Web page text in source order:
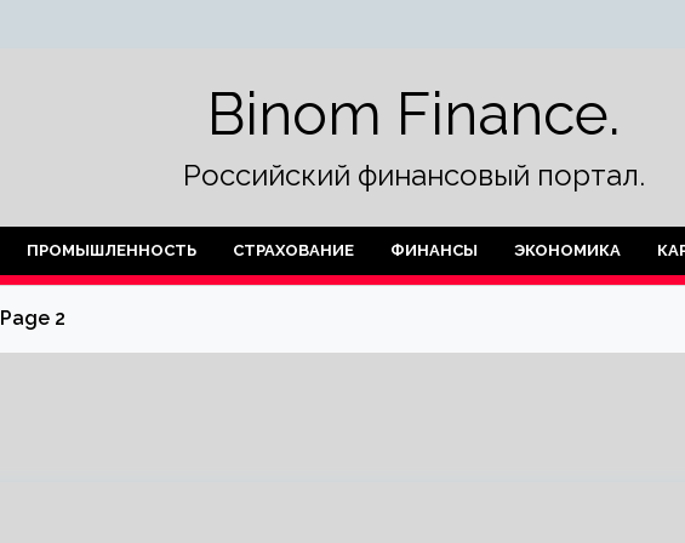
Binom Finance.
Российский финансовый портал.
ПРОМЫШЛЕННОСТЬ СТРАХОВАНИЕ ФИНАНСЫ ЭКОНОМИКА
Page 2